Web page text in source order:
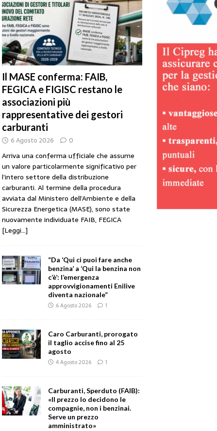
e Figisc
COMUNICATI
scaricare su di loro le
di colpevolezza
GRAVE MA NON SERIA
Il MASE conferma: FAIB,
FEGICA e FIGISC restano le
associazioni più
rappresentative dei gestori
carburanti
6 Agosto 2026 0
Arriva una conferma ufficiale che assume
un valore particolarmente significativo per
l’intero settore della distribuzione
carburanti. Al termine della procedura
avviata dal Ministero dell’Ambiente e della
Sicurezza Energetica (MASE), sono state
nuovamente individuate FAIB, FEGICA
[Leggi...]
“Da ‘Qui ci puoi fare anche
benzina’ a ‘Qui la benzina non
c’è’: l’emergenza
approvvigionamenti Enilive
diventa nazionale”
6 Agosto 2026 1
Caro Carburanti, prorogato
il taglio accise fino al 25
agosto
4 Agosto 2026 1
Carburanti, Sperduto (FAIB):
«Il prezzo lo decidono le
compagnie, non i benzinai.
Serve un prezzo
amministrato»